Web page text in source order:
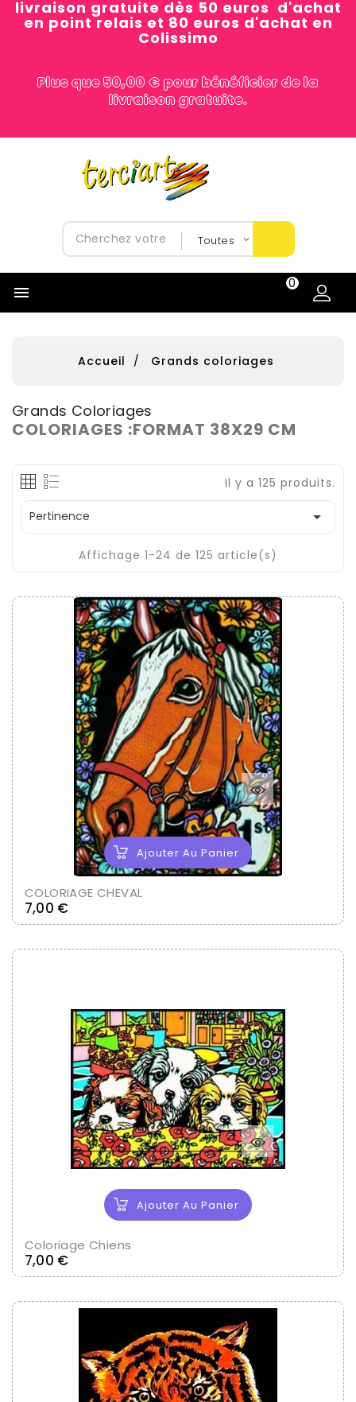
livraison gratuite dès 50 euros d'achat
en point relais et 80 euros d'achat en
Colissimo
Plus que 50,00 € pour bénéficier de la
livraison gratuite.

0
Accueil Grands coloriages
Grands Coloriages
COLORIAGES :FORMAT 38X29 CM
Il y a 125 produits.
Pertinence 
Affichage 1-24 de 125 article(s)
Ajouter Au Panier
COLORIAGE CHEVAL
7,00 €Prix
Ajouter Au Panier
Coloriage Chiens
7,00 €Prix